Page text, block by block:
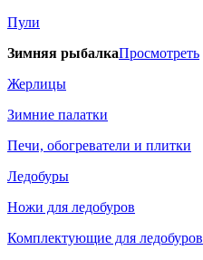
Пули
Зимняя рыбалкаПросмотреть
Жерлицы
Зимние палатки
Печи, обогреватели и плитки
Ледобуры
Ножи для ледобуров
Комплектующие для ледобуров